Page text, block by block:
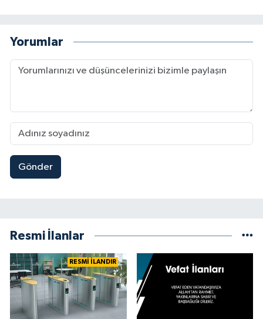
Yorumlar
Gönder
Resmi İlanlar
RESMİ İLANDIR